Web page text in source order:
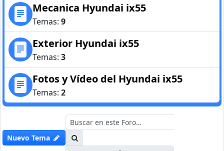
Mecanica Hyundai ix55
Temas: 9
Exterior Hyundai ix55
Temas: 3
Fotos y Vídeo del Hyundai ix55
Temas: 2
Nuevo Tema